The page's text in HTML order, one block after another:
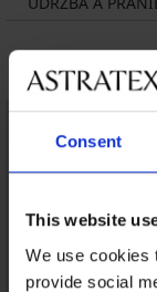
Consent
This website
We use cookies
provide social
LIMITED